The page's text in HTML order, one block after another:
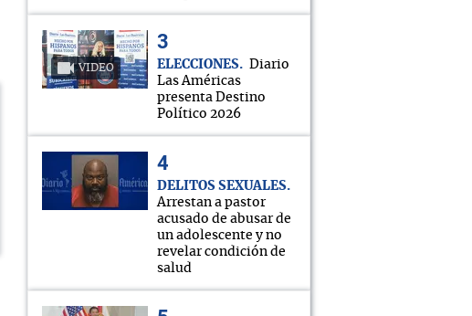
VIDEO ELECCIONES
Diario
Las Américas
presenta Destino
Político 2026
DELITOS SEXUALES
Arrestan a pastor
acusado de abusar de
un adolescente y no
revelar condición de
salud